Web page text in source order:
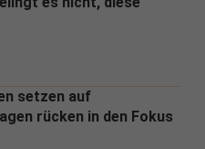
setzen auf
rücken in den Fokus